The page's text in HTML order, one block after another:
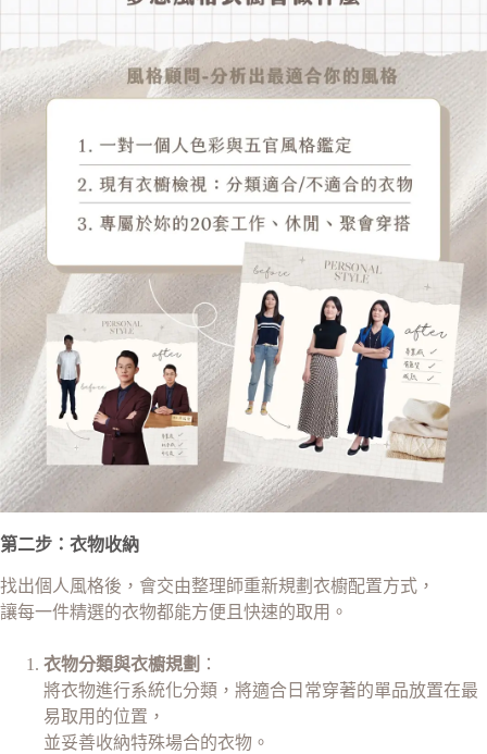
第二步：衣物收納
找出個人風格後，會交由整理師重新規劃衣櫥配置方式，
讓每一件精選的衣物都能方便且快速的取用。
衣物分類與衣櫥規劃 ：
將衣物進行系統化分類，將適合日常穿著的單品放置在最
易取用的位置，
並妥善收納特殊場合的衣物。